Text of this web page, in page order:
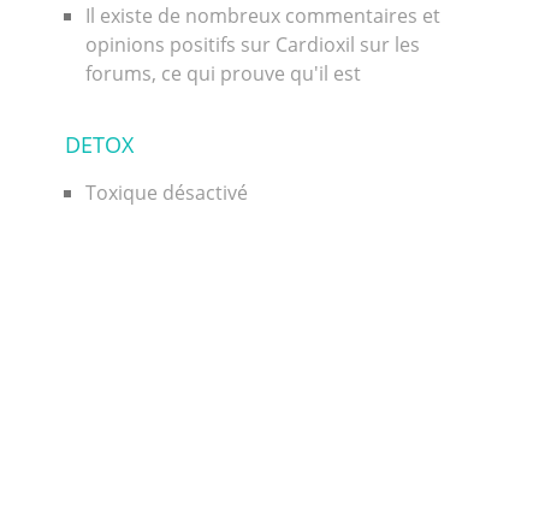
Il existe de nombreux commentaires et
opinions positifs sur Cardioxil sur les
forums, ce qui prouve qu'il est
DETOX
Toxique désactivé